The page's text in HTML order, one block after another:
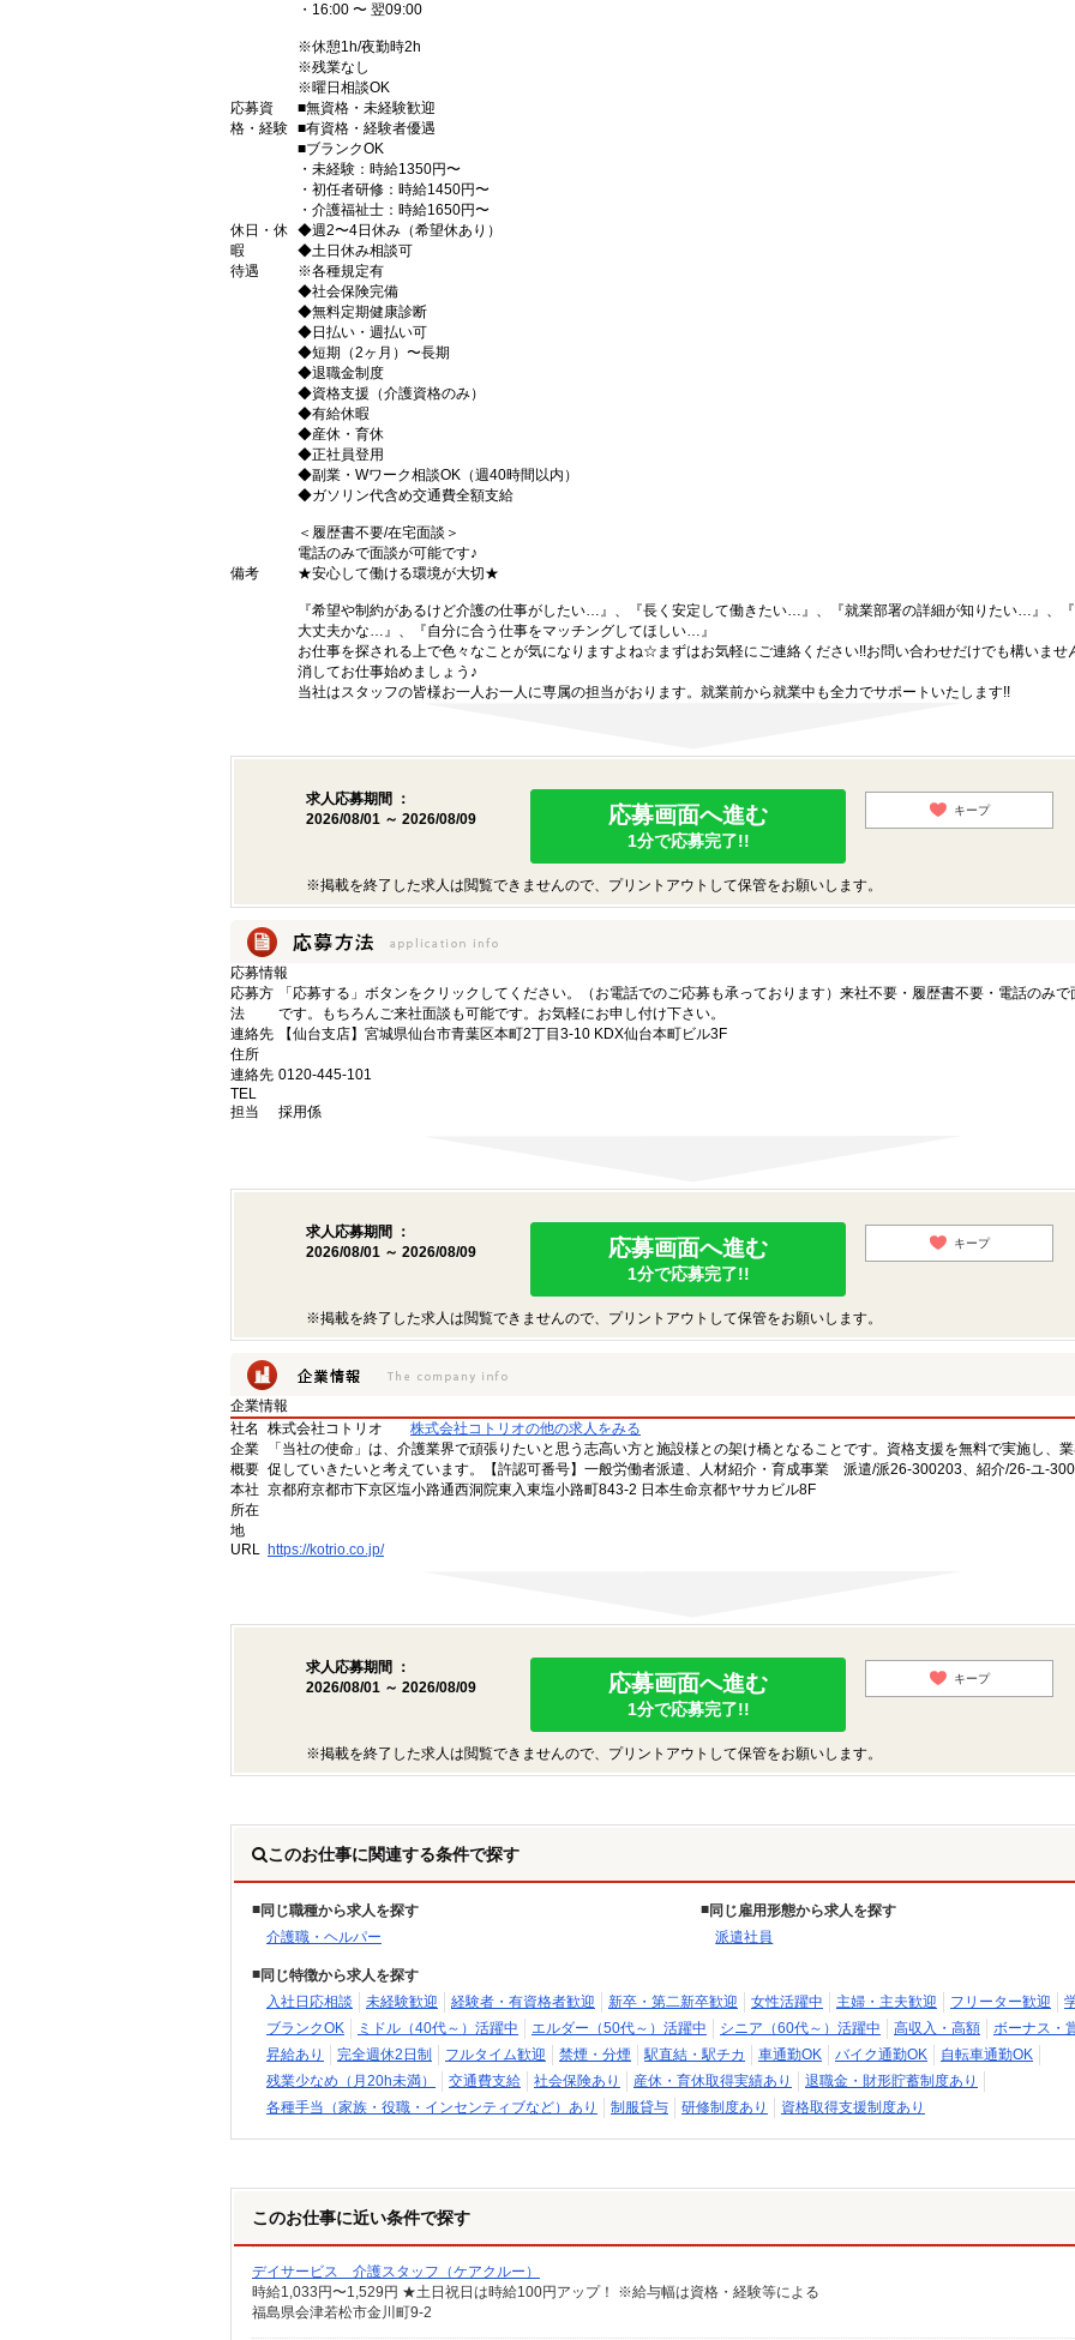
・16:00 〜 翌09:00
※休憩1h/夜勤時2h
※残業なし
※曜日相談OK
応募資
格・経験
■無資格・未経験歓迎
■有資格・経験者優遇
■ブランクOK
・未経験：時給1350円〜
・初任者研修：時給1450円〜
・介護福祉士：時給1650円〜
休日・休
暇
◆週2〜4日休み（希望休あり）
◆土日休み相談可
待遇
※各種規定有
◆社会保険完備
◆無料定期健康診断
◆日払い・週払い可
◆短期（2ヶ月）〜長期
◆退職金制度
◆資格支援（介護資格のみ）
◆有給休暇
◆産休・育休
◆正社員登用
◆副業・Wワーク相談OK（週40時間以内）
◆ガソリン代含め交通費全額支給
＜履歴書不要/在宅面談＞
電話のみで面談が可能です♪
備考
★安心して働ける環境が大切★
『希望や制約があるけど介護の仕事がしたい…』、『長く安定して働きたい…』、『就業部署の詳細が知りたい…』、
大丈夫かな…』、『自分に合う仕事をマッチングしてほしい…』
お仕事を探される上で色々なことが気になりますよね☆まずはお気軽にご連絡ください!!お問い合わせだけでも構いませ
消してお仕事始めましょう♪
当社はスタッフの皆様お一人お一人に専属の担当がおります。就業前から就業中も全力でサポートいたします!!
求人応募期間 ：
2026/08/01 ～ 2026/08/09
応募画面へ進む
1分で応募完了!!
キープ
※掲載を終了した求人は閲覧できませんので、プリントアウトして保管をお願いします。
応募情報
応募方
法
「応募する」ボタンをクリックしてください。（お電話でのご応募も承っております）来社不要・履歴書不要・電話のみで
です。もちろんご来社面談も可能です。お気軽にお申し付け下さい。
連絡先
住所
【仙台支店】宮城県仙台市青葉区本町2丁目3-10 KDX仙台本町ビル3F
連絡先
TEL
0120-445-101
担当 採用係
求人応募期間 ：
2026/08/01 ～ 2026/08/09
応募画面へ進む
1分で応募完了!!
キープ
※掲載を終了した求人は閲覧できませんので、プリントアウトして保管をお願いします。
企業情報
社名
株式会社コトリオ
株式会社コトリオの他の求人をみる
企業
概要
「当社の使命」は、介護業界で頑張りたいと思う志高い方と施設様との架け橋となることです。資格支援を無料で実施し、
促していきたいと考えています。【許認可番号】一般労働者派遣、人材紹介・育成事業 派遣/派26-300203、紹介/26-ユ-
本社
所在
地
京都府京都市下京区塩小路通西洞院東入東塩小路町843-2 日本生命京都ヤサカビル8F
URL https://kotrio.co.jp/
求人応募期間 ：
2026/08/01 ～ 2026/08/09
応募画面へ進む
1分で応募完了!!
キープ
※掲載を終了した求人は閲覧できませんので、プリントアウトして保管をお願いします。
このお仕事に関連する条件で探す
同じ職種から求人を探す
介護職・ヘルパー
同じ雇用形態から求人を探す
派遣社員
同じ特徴から求人を探す
入社日応相談
未経験歓迎 経験者・有資格者歓迎 新卒・第二新卒歓迎 女性活躍中 主婦・主夫歓迎 フリーター歓迎
ブランクOK
ミドル（40代～）活躍中 エルダー（50代～）活躍中 シニア（60代～）活躍中 高収入・高額
ボーナス・
昇給あり
完全週休2日制 フルタイム歓迎 禁煙・分煙 駅直結・駅チカ 車通勤OK バイク通勤OK
自転車通勤OK
残業少なめ（月20h未満）
交通費支給 社会保険あり 産休・育休取得実績あり
退職金・財形貯蓄制度あり
各種手当（家族・役職・インセンティブなど）あり
制服貸与 研修制度あり 資格取得支援制度あり
このお仕事に近い条件で探す
デイサービス 介護スタッフ（ケアクルー）
時給1,033円〜1,529円 ★土日祝日は時給100円アップ！ ※給与幅は資格・経験等による
福島県会津若松市金川町9-2